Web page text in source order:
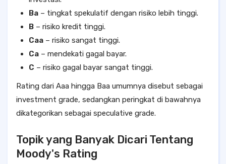
Ba – tingkat spekulatif dengan risiko lebih tinggi.
B – risiko kredit tinggi.
Caa – risiko sangat tinggi.
Ca – mendekati gagal bayar.
C – risiko gagal bayar sangat tinggi.
Rating dari Aaa hingga Baa umumnya disebut sebagai
investment grade, sedangkan peringkat di bawahnya
dikategorikan sebagai speculative grade.
Topik yang Banyak Dicari Tentang
Moody's Rating